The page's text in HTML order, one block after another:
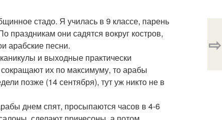
стадо. Я училась в 9 классе, парень
праздникам они садятся вокруг костров,
арабские песни.
и выходные практически
их по максимуму, то арабы
позже (14 сентября), тут уж никто не в
днем спят, просыпаются часов в 4-6
⇨